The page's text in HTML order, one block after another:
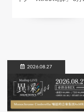
2026.08.27